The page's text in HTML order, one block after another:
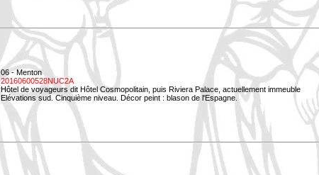
06 - Menton
20160600528NUC2A
Hôtel de voyageurs dit Hôtel Cosmopolitain, puis Riviera Palace, actuellement immeuble
Elévations sud. Cinquième niveau. Décor peint : blason de l'Espagne.